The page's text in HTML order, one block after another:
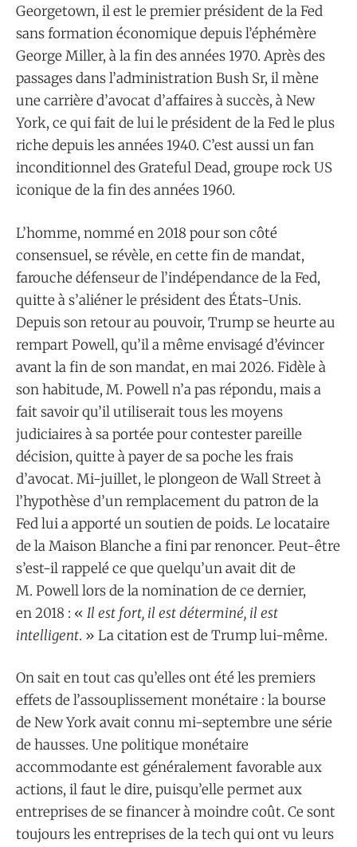
Georgetown, il est le premier président de la Fed
sans formation économique depuis l’éphémère
George Miller, à la fin des années 1970. Après des
passages dans l’administration Bush Sr, il mène
une carrière d’avocat d’affaires à succès, à New
York, ce qui fait de lui le président de la Fed le plus
riche depuis les années 1940. C’est aussi un fan
inconditionnel des Grateful Dead, groupe rock US
iconique de la fin des années 1960.
L’homme, nommé en 2018 pour son côté
consensuel, se révèle, en cette fin de mandat,
farouche défenseur de l’indépendance de la Fed,
quitte à s’aliéner le président des États-Unis.
Depuis son retour au pouvoir, Trump se heurte au
rempart Powell, qu’il a même envisagé d’évincer
avant la fin de son mandat, en mai 2026. Fidèle à
son habitude, M. Powell n’a pas répondu, mais a
fait savoir qu’il utiliserait tous les moyens
judiciaires à sa portée pour contester pareille
décision, quitte à payer de sa poche les frais
d’avocat. Mi-juillet, le plongeon de Wall Street à
l’hypothèse d’un remplacement du patron de la
Fed lui a apporté un soutien de poids. Le locataire
de la Maison Blanche a fini par renoncer. Peut-être
s’est-il rappelé ce que quelqu’un avait dit de
M. Powell lors de la nomination de ce dernier,
en 2018 : « Il est fort, il est déterminé, il est
intelligent. » La citation est de Trump lui-même.
On sait en tout cas qu’elles ont été les premiers
effets de l’assouplissement monétaire : la bourse
de New York avait connu mi-septembre une série
de hausses. Une politique monétaire
accommodante est généralement favorable aux
actions, il faut le dire, puisqu’elle permet aux
entreprises de se financer à moindre coût. Ce sont
toujours les entreprises de la tech qui ont vu leurs